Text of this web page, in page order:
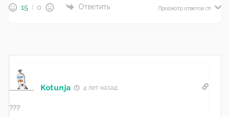
15 0 Ответить Просмотр ответов (7)
Kotunja 4 лет назад
???